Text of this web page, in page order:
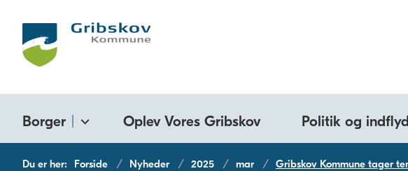
Borger Oplev Vores Gribskov Politik og
Du er her: Forside Nyheder 2025 mar Gribskov Kommune tager